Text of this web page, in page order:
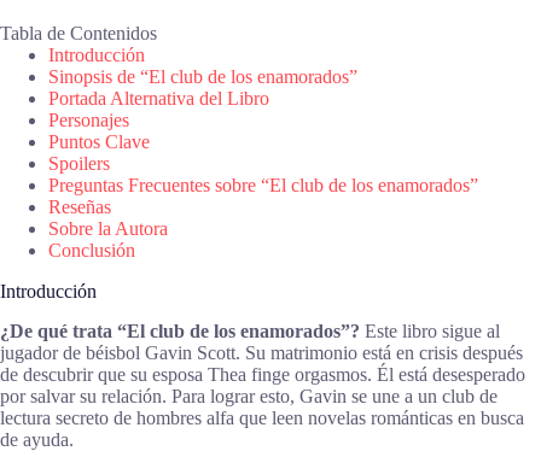
Tabla de Contenidos
Introducción
Sinopsis de “El club de los enamorados”
Portada Alternativa del Libro
Personajes
Puntos Clave
Spoilers
Preguntas Frecuentes sobre “El club de los enamorados”
Reseñas
Sobre la Autora
Conclusión
Introducción
¿De qué trata “El club de los enamorados”? Este libro sigue al
jugador de béisbol Gavin Scott. Su matrimonio está en crisis después
de descubrir que su esposa Thea finge orgasmos. Él está desesperado
por salvar su relación. Para lograr esto, Gavin se une a un club de
lectura secreto de hombres alfa que leen novelas románticas en busca
de ayuda.